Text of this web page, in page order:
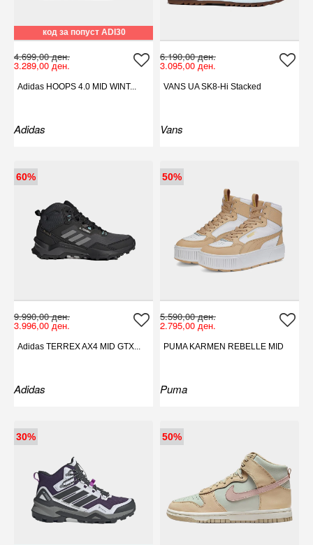
код за попуст ADI30
4.699,00 ден.
3.289,00 ден.
Adidas HOOPS 4.0 MID WINT...
Adidas
6.190,00 ден.
3.095,00 ден.
VANS UA SK8-Hi Stacked
Vans
60%
9.990,00 ден.
3.996,00 ден.
Adidas TERREX AX4 MID GTX...
Adidas
50%
5.590,00 ден.
2.795,00 ден.
PUMA KARMEN REBELLE MID
Puma
30% 50%